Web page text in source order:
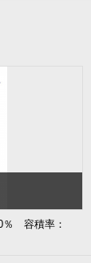
％ 容積率：